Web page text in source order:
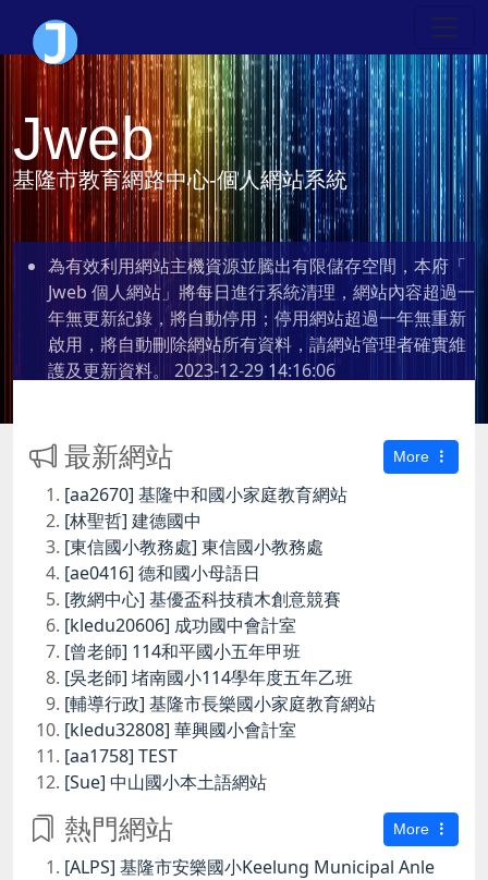
Jweb
基隆市教育網路中心-個人網站系統
為有效利用網站主機資源並騰出有限儲存空間，本府「
Jweb 個人網站」將每日進行系統清理，網站內容超過一
年無更新紀錄，將自動停用；停用網站超過一年無重新
啟用，將自動刪除網站所有資料，請網站管理者確實維
護及更新資料。 2023-12-29 14:16:06
最新網站 More
[aa2670] 基隆中和國小家庭教育網站
[林聖哲] 建德國中
[東信國小教務處] 東信國小教務處
[ae0416] 德和國小母語日
[教網中心] 基優盃科技積木創意競賽
[kledu20606] 成功國中會計室
[曾老師] 114和平國小五年甲班
[吳老師] 堵南國小114學年度五年乙班
[輔導行政] 基隆市長樂國小家庭教育網站
[kledu32808] 華興國小會計室
[aa1758] TEST
[Sue] 中山國小本土語網站
熱門網站 More
[ALPS] 基隆市安樂國小Keelung Municipal Anle